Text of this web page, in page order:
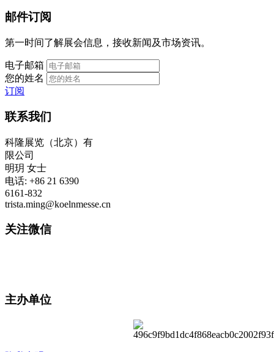
邮件订阅
第一时间了解展会信息，接收新闻及市场资讯。
电子邮箱
您的姓名
订阅
联系我们
科隆展览（北京）有
限公司
明玥 女士
电话: +86 21 6390
6161-832
trista.ming@koelnmesse.cn
关注微信
主办单位